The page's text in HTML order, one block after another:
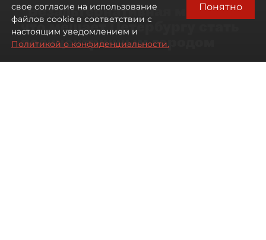
"Безальтернативная модель":
что мешает Петербургу стать
полицентричным городом
свое согласие на использование
файлов cookie в соответствии с
настоящим уведомлением и
Политикой о конфиденциальности.
Понятно